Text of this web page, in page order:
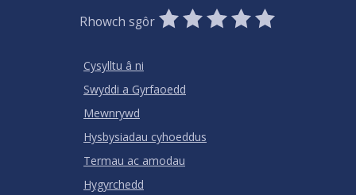
Rhowch sgôr
0
Stars
1
Star
2
Stars
3
Stars
4
Stars
5
Stars
Cysylltu â ni
Swyddi a Gyrfaoedd
Mewnrywd
Hysbysiadau cyhoeddus
Termau ac amodau
Hygyrchedd